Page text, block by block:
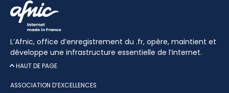
L’Afnic, office d’enregistrement du .fr, opère, maintient et
développe une infrastructure essentielle de l’internet.
HAUT DE PAGE
ASSOCIATION D’EXCELLENCES